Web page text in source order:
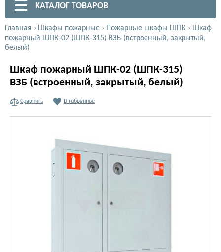
КАТАЛОГ ТОВАРОВ
Главная › Шкафы пожарные › Пожарные шкафы ШПК › Шкаф
пожарный ШПК-02 (ШПК-315) ВЗБ (встроенный, закрытый,
белый)
Шкаф пожарный ШПК-02 (ШПК-315)
ВЗБ (встроенный, закрытый, белый)
Сравнить В избранное